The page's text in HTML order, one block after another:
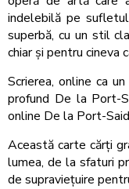
indelebilă pe
superbă, cu un stil
chiar și pentru cineva
Scrierea, online ca
profund De la Port-
online De la Port-
Această carte cărți
lumea, de la sfaturi
de supraviețuire